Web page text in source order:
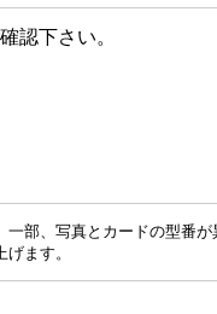
認下さい。
部、写真とカードの型番
ます。